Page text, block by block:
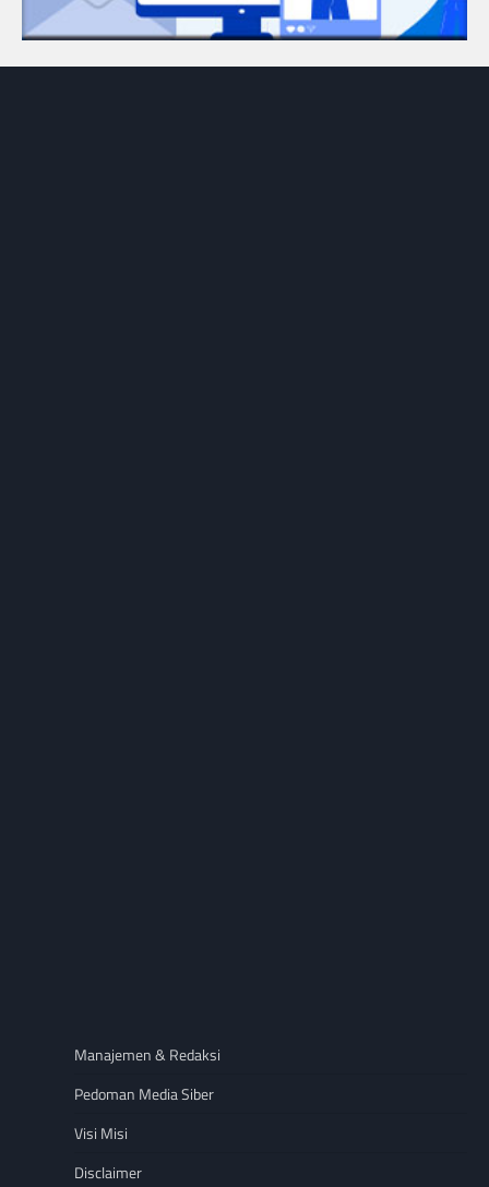
Manajemen & Redaksi
Pedoman Media Siber
Visi Misi
Disclaimer